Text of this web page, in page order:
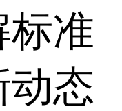
标准
动态